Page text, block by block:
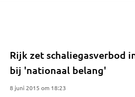
Rijk zet schaliegasverbod
bij 'nationaal belang'
8 juni 2015 om 18:23